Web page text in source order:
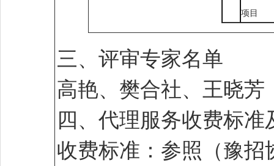
项目
三、评审专家名单
高艳、樊合社、王晓芳
四、代理服务收费标准
收费标准：参照（豫